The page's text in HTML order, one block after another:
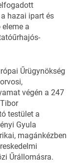
hazai ipart és
a
Űrügynökség
végén a 247
testület a
Gyula
magánkézben
Űrállomásra.